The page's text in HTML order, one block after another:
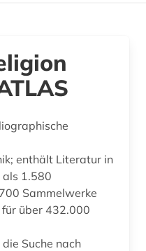
enthält Literatur in
1.580
Sammelwerke
über 432.000
Suche nach